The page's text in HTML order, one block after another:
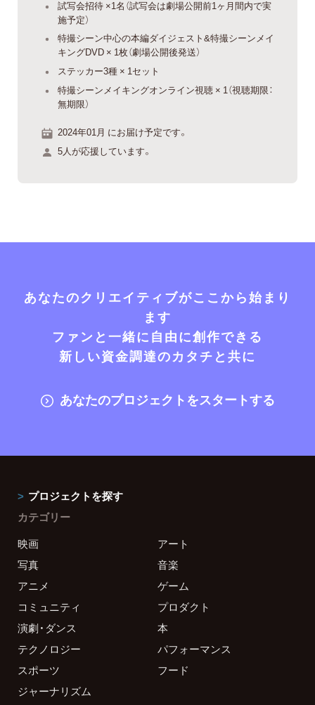
試写会招待 ×1名（試写会は劇場公開前1ヶ月間内で実
施予定）
特撮シーン中心の本編ダイジェスト&特撮シーンメイ
キングDVD × 1枚（劇場公開後発送）
ステッカー3種 × 1セット
特撮シーンメイキングオンライン視聴 × 1（視聴期限：
無期限）
2024年01月 にお届け予定です。
5人が応援しています。
あなたのクリエイティブがここから始まり
ます
ファンと一緒に自由に創作できる
新しい資金調達のカタチと共に
あなたのプロジェクトをスタートする
プロジェクトを探す
カテゴリー
映画
アート
写真
音楽
アニメ
ゲーム
コミュニティ
プロダクト
演劇・ダンス
本
テクノロジー
パフォーマンス
スポーツ
フード
ジャーナリズム